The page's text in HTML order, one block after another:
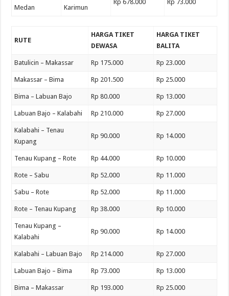
Medan Karimun
Rp 678.000 Rp 73.000
RUTE
HARGA TIKET
DEWASA
HARGA TIKET
BALITA
Batulicin – Makassar Rp 175.000 Rp 23.000
Makassar – Bima Rp 201.500 Rp 25.000
Bima – Labuan Bajo Rp 80.000 Rp 13.000
Labuan Bajo – Kalabahi Rp 210.000 Rp 27.000
Kalabahi – Tenau
Kupang
Rp 90.000 Rp 14.000
Tenau Kupang – Rote Rp 44.000 Rp 10.000
Rote – Sabu Rp 52.000 Rp 11.000
Sabu – Rote Rp 52.000 Rp 11.000
Rote – Tenau Kupang Rp 38.000 Rp 10.000
Tenau Kupang –
Kalabahi
Rp 90.000 Rp 14.000
Kalabahi – Labuan Bajo Rp 214.000 Rp 27.000
Labuan Bajo – Bima Rp 73.000 Rp 13.000
Bima – Makassar Rp 193.000 Rp 25.000